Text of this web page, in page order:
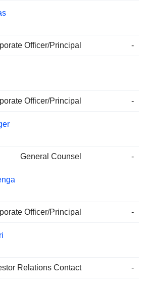
Officer/Principal -
Officer/Principal -
General Counsel -
Officer/Principal -
Relations Contact -